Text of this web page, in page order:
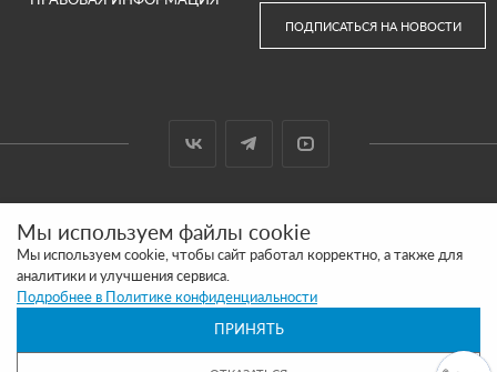
ПОДПИСАТЬСЯ НА НОВОСТИ
САЙТ СДЕЛАН И ПРОДВИГАЕТСЯ В SITE UP
ПОЛИТИКА КОНФИДЕНЦИАЛЬНОСТИ
ОБРАЩАЕМ ВАШЕ ВНИМАНИЕ, ЧТО ВСЯ ИНФОРМАЦИЯ РАЗМЕЩЕННАЯ НА
ДАННОМ ИНТЕРНЕТ-САЙТЕ НОСИТ ИНФОРМАЦИОННЫЙ ХАРАКТЕР И НЕ
ЯВЛЯЕТСЯ ПУБЛИЧНОЙ ОФЕРТОЙ, ОПРЕДЕЛЯЕМОЙ ПОЛОЖЕНИЯМИ СТАТЬИ 437
Мы используем файлы cookie
Мы используем cookie, чтобы сайт работал корректно, а также для
аналитики и улучшения сервиса.
Подробнее в Политике конфиденциальности
ПРИНЯТЬ